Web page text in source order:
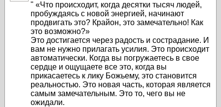
" «Что происходит, когда десятки тысяч людей,
пробуждаясь с новой энергией, начинают
продвигать это? Крайон, это замечательно! Как
это возможно?»
Это достигается через радость и сострадание. И
вам не нужно прилагать усилия. Это происходит
автоматически. Когда вы погружаетесь в свое
сердце и ощущаете все это, когда вы
прикасаетесь к лику Божьему, это становится
реальностью. Это новая часть, которая является
самым замечательным. Это то, чего вы не
ожидали.